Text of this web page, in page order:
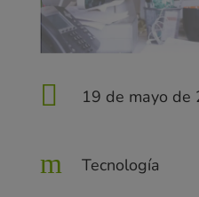
 19 de mayo de
m Tecnología